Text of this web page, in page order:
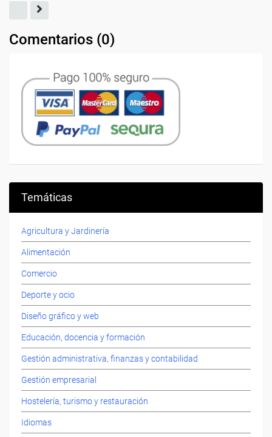
Comentarios (0)
Temáticas
Agricultura y Jardinería
Alimentación
Comercio
Deporte y ocio
Diseño gráfico y web
Educación, docencia y formación
Gestión administrativa, finanzas y contabilidad
Gestión empresarial
Hostelería, turismo y restauración
Idiomas